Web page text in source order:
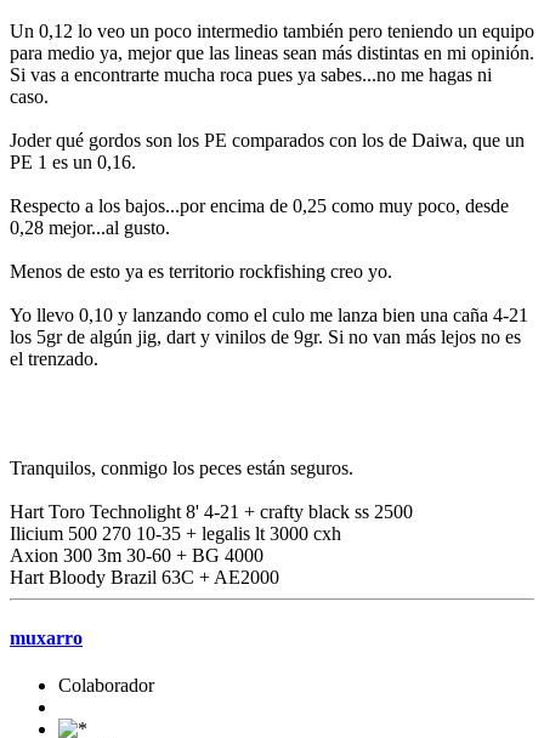
Un 0,12 lo veo un poco intermedio también pero teniendo un equipo
para medio ya, mejor que las lineas sean más distintas en mi opinión.
Si vas a encontrarte mucha roca pues ya sabes...no me hagas ni
caso.
Joder qué gordos son los PE comparados con los de Daiwa, que un
PE 1 es un 0,16.
Respecto a los bajos...por encima de 0,25 como muy poco, desde
0,28 mejor...al gusto.
Menos de esto ya es territorio rockfishing creo yo.
Yo llevo 0,10 y lanzando como el culo me lanza bien una caña 4-21
los 5gr de algún jig, dart y vinilos de 9gr. Si no van más lejos no es
el trenzado.
Tranquilos, conmigo los peces están seguros.
Hart Toro Technolight 8' 4-21 + crafty black ss 2500
Ilicium 500 270 10-35 + legalis lt 3000 cxh
Axion 300 3m 30-60 + BG 4000
Hart Bloody Brazil 63C + AE2000
muxarro
Colaborador